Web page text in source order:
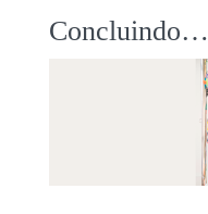
Concluindo…